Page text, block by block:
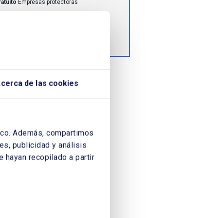
de las cookies
Además, compartimos
publicidad y análisis
hayan recopilado a partir
Empresas protectoras